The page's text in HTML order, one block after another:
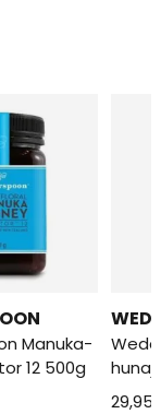
Manuka-
12 500g
29,95